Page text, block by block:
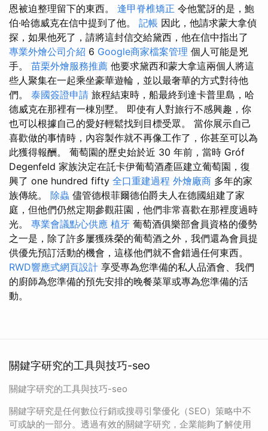
恩被迫整理留下的東西。 逢甲脊椎矯正 令他驚訝的是，鮑
伯·哈德威克在信中提到了他。 記帳 因此，他請求蒙大拿偵
探，如果他死了，請將這封信交給黛西，他在信中指出了
專業外燴公司介紹 6 Google商家檔案管理 個人可能是兇
手。 苗栗外燴服務推薦 他要求黛西和蒙大拿這兩個人將這
些人聚集在一起乘坐豪華遊輪，並以最奢華的方式對待他
們。 泰國簽證申請 旅程結束時，船最終到達卡普里島，哈
德威克在那裡有一棟別墅。 即使有人對旅行不感興趣，你
也可以根據自己的愛好輕鬆找到目標受眾。 當你展示自己
喜歡做的事情時，內容製作就不再像工作了，你甚至可以為
此獲得報酬。 葡萄園的歷史始於近 30 年前，當時 Gróf
Degenfeld 家族決定在託卡伊葡萄酒產區建立葡萄園，復
興了 one hundred fifty 全口重建過程 外燴廠商 多年的家
族傳統。 除蟲 儘管德根菲爾德伯爵夫人在德國組建了家
庭，但他們仍然定期參觀莊園，他們非常喜歡在那裡度過時
光。 專業會議點心供應 植牙 葡萄酒俱樂部會員資格的優勢
之一是，除了許多屢獲殊榮的葡萄酒之外，我們還為會員提
供優先預訂活動的機會，這樣他們就不會錯過任何東西。
RWD響應式網頁設計 享受專為您準備的私人品酒會、我們
的廚師為您準備的預先安排的晚餐菜單或專為您準備的活
動。
關鍵字研究的工具與技巧-seo
關鍵字研究的工具與技巧-seo
關鍵字研究是任何數位行銷或搜尋引擎優化（SEO）策略中不
可或缺的一部分。透過有效的關鍵字研究，企業能夠了解使用